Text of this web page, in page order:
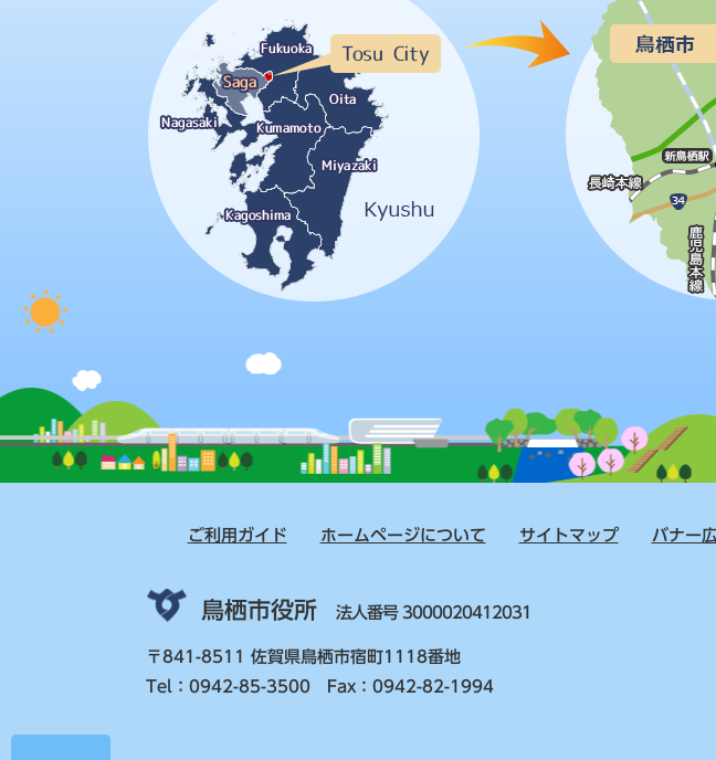
ご利用ガイド ホームページについて サイトマップ バナー
鳥栖市役所 法人番号 3000020412031
〒841-8511 佐賀県鳥栖市宿町1118番地
Tel：0942-85-3500 Fax：0942-82-1994